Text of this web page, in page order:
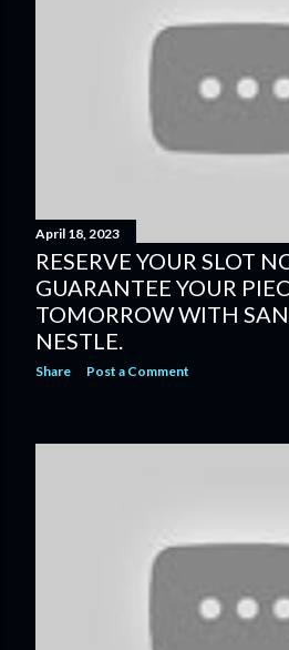
April 18, 2023
RESERVE YOUR SLOT
GUARANTEE YOUR
TOMORROW WITH
NESTLE.
Share Post a Comment